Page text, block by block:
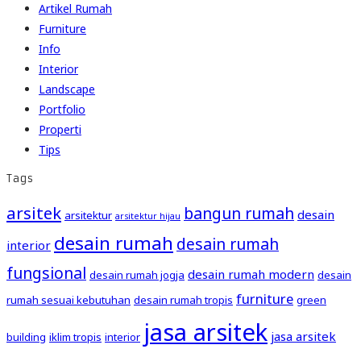
Artikel Rumah
Furniture
Info
Interior
Landscape
Portfolio
Properti
Tips
Tags
arsitek arsitektur arsitektur hijau bangun rumah desain
interior desain rumah desain rumah
fungsional desain rumah jogja desain rumah modern desain
rumah sesuai kebutuhan desain rumah tropis furniture green
building iklim tropis interior jasa arsitek jasa arsitek